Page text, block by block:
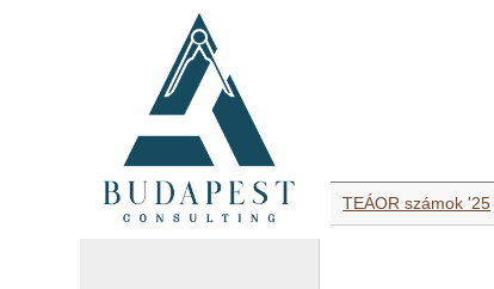
TEÁOR számok '25